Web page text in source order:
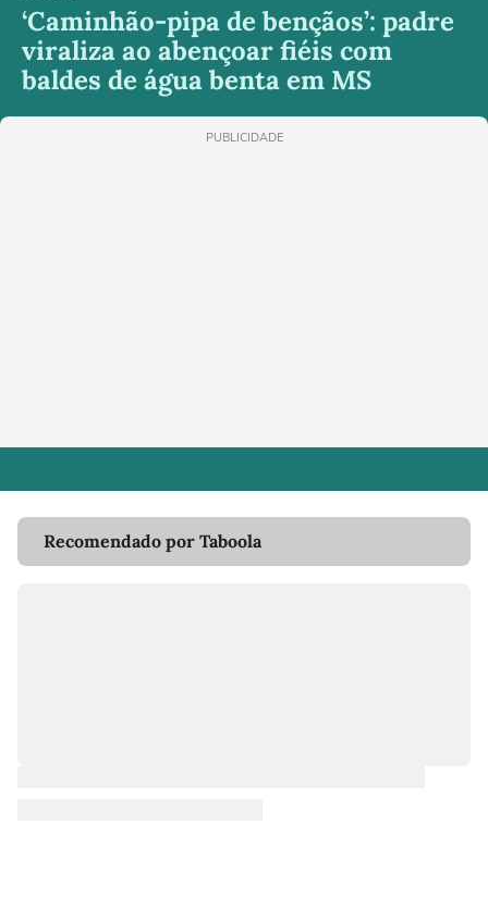
‘Caminhão-pipa de bençãos’: padre
viraliza ao abençoar fiéis com
baldes de água benta em MS
PUBLICIDADE
Recomendado por Taboola